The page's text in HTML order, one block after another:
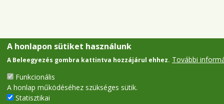
A honlapon sütiket használunk
A Beleegyezés gombra kattintva hozzájárul ehhez. További
Funkcionális
A honlap működéséhez szükséges sütik.
Statisztikai